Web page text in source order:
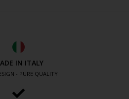
IN ITALY
- PURE QUALITY